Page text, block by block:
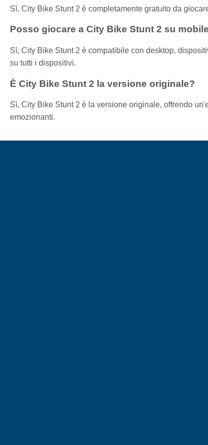
Sì, City Bike Stunt 2 è completamente gratuito da
Posso giocare a City Bike Stunt 2 su
Sì, City Bike Stunt 2 è compatibile con desktop,
su tutti i dispositivi.
È City Bike Stunt 2 la versione originale?
Sì, City Bike Stunt 2 è la versione originale, offrendo
emozionanti.